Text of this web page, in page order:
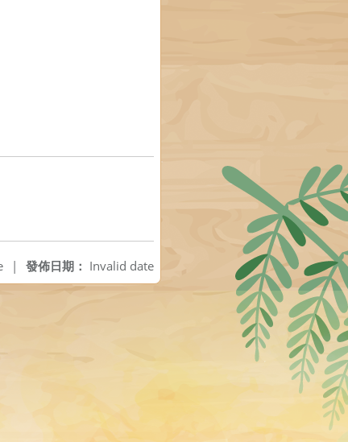
發佈日期： Invalid date
|